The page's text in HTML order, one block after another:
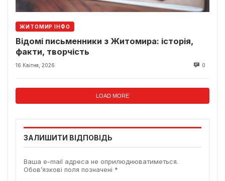
ЖИТОМИР ІНФО
Відомі письменники з Житомира: історія,
факти, творчість
16 Квітня, 2026 0
LOAD MORE
ЗАЛИШИТИ ВІДПОВІДЬ
Ваша e-mail адреса не оприлюднюватиметься.
Обов’язкові поля позначені *